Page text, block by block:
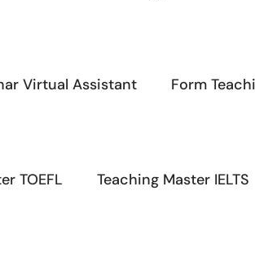
Virtual Assistant Form
TOEFL Teaching Master IELTS